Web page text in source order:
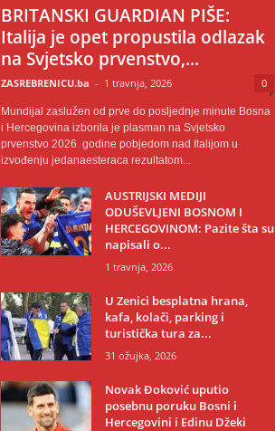
BRITANSKI GUARDIAN PIŠE:
Italija je opet propustila odlazak
na Svjetsko prvenstvo,...
ZASREBRENICU.ba - 1 travnja, 2026 0
Mundijal zaslužen od prve do posljednje minute Bosna
i Hercegovina izborila je plasman na Svjetsko
prvenstvo 2026. godine pobjedom nad Italijom u
izvođenju jedanaesteraca rezultatom...
AUSTRIJSKI MEDIJI
ODUŠEVLJENI BOSNOM I
HERCEGOVINOM: Pazite šta su
napisali o...
1 travnja, 2026
U Zenici besplatna hrana,
kafa, kolači, parking i
turistička tura za...
31 ožujka, 2026
Novak Đoković uputio
posebnu poruku Bosni i
Hercegovini i Edinu Džeki